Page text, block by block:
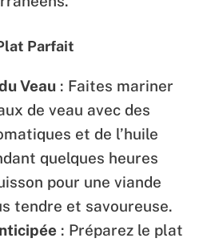
Parfait
Veau : Faites mariner
de veau avec des
et de l’huile
quelques heures
pour une viande
tendre et savoureuse.
: Préparez le plat